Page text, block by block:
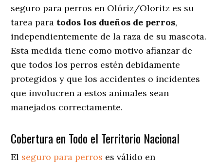
seguro para perros en Olóriz/Oloritz es su
tarea para todos los dueños de perros,
independientemente de la raza de su mascota.
Esta medida tiene como motivo afianzar de
que todos los perros estén debidamente
protegidos y que los accidentes o incidentes
que involucren a estos animales sean
manejados correctamente.
Cobertura en Todo el Territorio Nacional
El seguro para perros es válido en